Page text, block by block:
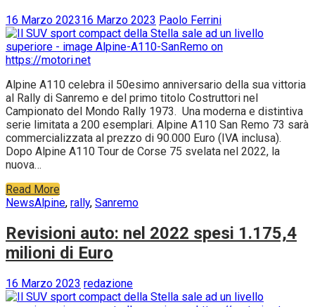
16 Marzo 202316 Marzo 2023 Paolo Ferrini
Alpine A110 celebra il 50esimo anniversario della sua vittoria
al Rally di Sanremo e del primo titolo Costruttori nel
Campionato del Mondo Rally 1973. Una moderna e distintiva
serie limitata a 200 esemplari. Alpine A110 San Remo 73 sarà
commercializzata al prezzo di 90.000 Euro (IVA inclusa).
Dopo Alpine A110 Tour de Corse 75 svelata nel 2022, la
nuova…
Read More
NewsAlpine, rally, Sanremo
Revisioni auto: nel 2022 spesi 1.175,4
milioni di Euro
16 Marzo 2023 redazione